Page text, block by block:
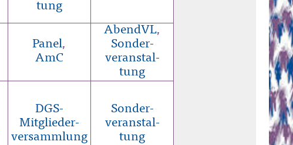
tung
Panel,
AmC
AbendVL,
Sonder-
veranstal-
tung
DGS-
Mitglieder-
ver­sammlung
Sonder-
veranstal-
tung